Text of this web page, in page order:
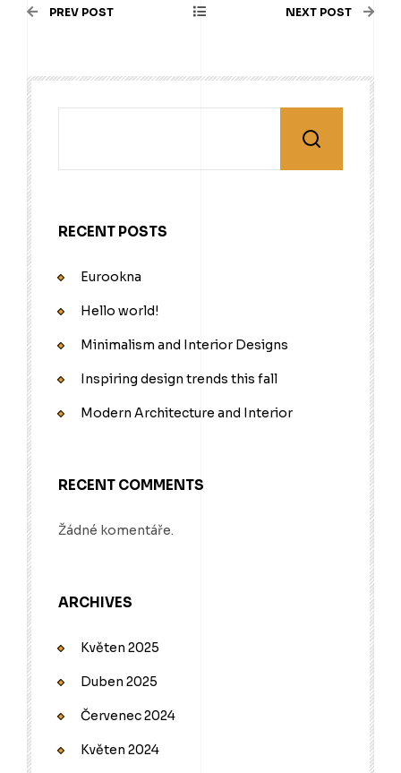
PREV POST NEXT POST
RECENT POSTS
Eurookna
Hello world!
Minimalism and Interior Designs
Inspiring design trends this fall
Modern Architecture and Interior
RECENT COMMENTS
Žádné komentáře.
ARCHIVES
Květen 2025
Duben 2025
Červenec 2024
Květen 2024